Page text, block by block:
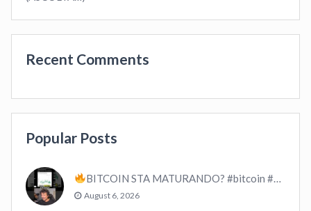
Recent Comments
Popular Posts
BITCOIN STA MATURANDO? #bitcoin #crypto #trading
August 6, 2026